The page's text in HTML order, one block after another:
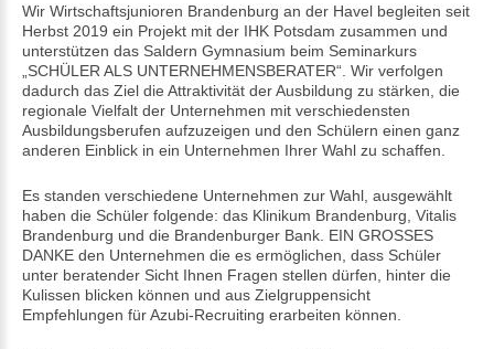
Wir Wirtschaftsjunioren Brandenburg an der Havel begleiten seit
Herbst 2019 ein Projekt mit der IHK Potsdam zusammen und
unterstützen das Saldern Gymnasium beim Seminarkurs
„SCHÜLER ALS UNTERNEHMENSBERATER“. Wir verfolgen
dadurch das Ziel die Attraktivität der Ausbildung zu stärken, die
regionale Vielfalt der Unternehmen mit verschiedensten
Ausbildungsberufen aufzuzeigen und den Schülern einen ganz
anderen Einblick in ein Unternehmen Ihrer Wahl zu schaffen.
Es standen verschiedene Unternehmen zur Wahl, ausgewählt
haben die Schüler folgende: das Klinikum Brandenburg, Vitalis
Brandenburg und die Brandenburger Bank. EIN GROSSES
DANKE den Unternehmen die es ermöglichen, dass Schüler
unter beratender Sicht Ihnen Fragen stellen dürfen, hinter die
Kulissen blicken können und aus Zielgruppensicht
Empfehlungen für Azubi-Recruiting erarbeiten können.